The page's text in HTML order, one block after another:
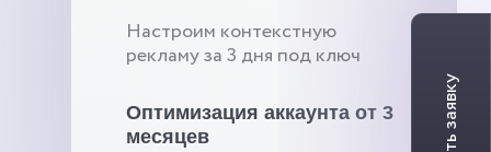
Настроим контекстную
рекламу за 3 дня под ключ
Оптимизация аккаунта от 3
месяцев